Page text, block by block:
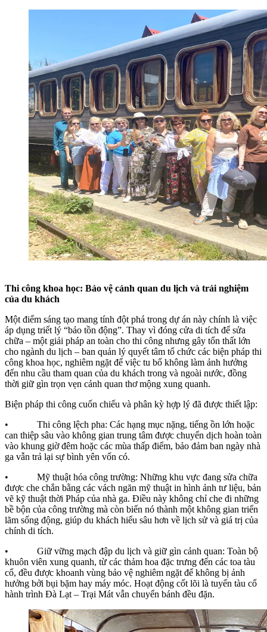
Thi công khoa học: Bảo vệ cảnh quan du lịch và trải nghiệm
của du khách
Một điểm sáng tạo mang tính đột phá trong dự án này chính là việc
áp dụng triết lý “bảo tồn động”. Thay vì đóng cửa di tích để sửa
chữa – một giải pháp an toàn cho thi công nhưng gây tổn thất lớn
cho ngành du lịch – ban quản lý quyết tâm tổ chức các biện pháp thi
công khoa học, nghiêm ngặt để việc tu bổ không làm ảnh hưởng
đến nhu cầu tham quan của du khách trong và ngoài nước, đồng
thời giữ gìn trọn vẹn cảnh quan thơ mộng xung quanh.
Biện pháp thi công cuốn chiếu và phân kỳ hợp lý đã được thiết lập:
• Thi công lệch pha: Các hạng mục nặng, tiếng ồn lớn hoặc
can thiệp sâu vào không gian trung tâm được chuyển dịch hoàn toàn
vào khung giờ đêm hoặc các mùa thấp điểm, bảo đảm ban ngày nhà
ga vẫn trả lại sự bình yên vốn có.
• Mỹ thuật hóa công trường: Những khu vực đang sửa chữa
được che chắn bằng các vách ngăn mỹ thuật in hình ảnh tư liệu, bản
vẽ kỹ thuật thời Pháp của nhà ga. Điều này không chỉ che đi những
bề bộn của công trường mà còn biến nó thành một không gian triển
lãm sống động, giúp du khách hiểu sâu hơn về lịch sử và giá trị của
chính di tích.
• Giữ vững mạch đập du lịch và giữ gìn cảnh quan: Toàn bộ
khuôn viên xung quanh, từ các thảm hoa đặc trưng đến các toa tàu
cổ, đều được khoanh vùng bảo vệ nghiêm ngặt để không bị ảnh
hưởng bởi bụi bặm hay máy móc. Hoạt động cốt lõi là tuyến tàu cổ
hành trình Đà Lạt – Trại Mát vẫn chuyển bánh đều đặn.